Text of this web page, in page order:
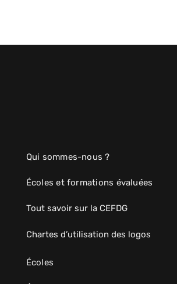
Qui sommes-nous ?
Écoles et formations évaluées
Tout savoir sur la CEFDG
Chartes d’utilisation des logos
Écoles